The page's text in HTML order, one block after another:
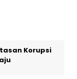
Korupsi